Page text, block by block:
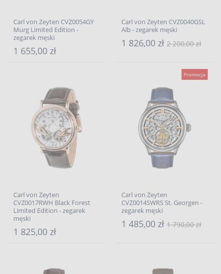
Carl von Zeyten CVZ0054GY
Murg Limited Edition -
zegarek męski
1 655,00 zł
Carl von Zeyten CVZ0040GSL
Alb - zegarek męski
1 826,00 zł 2 200,00 zł
Carl von Zeyten
CVZ0017RWH Black Forest
Limited Edition - zegarek
męski
1 825,00 zł
Promocja
Carl von Zeyten
CVZ0014SWRS St. Georgen -
zegarek męski
1 485,00 zł 1 790,00 zł